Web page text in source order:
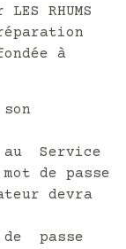
RHUMS
à
au Service
de passe
devra
passe